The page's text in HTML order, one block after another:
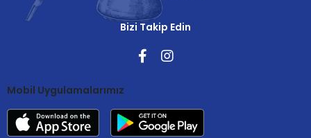
Bizi Takip Edin
Mobil Uygulamalarımız